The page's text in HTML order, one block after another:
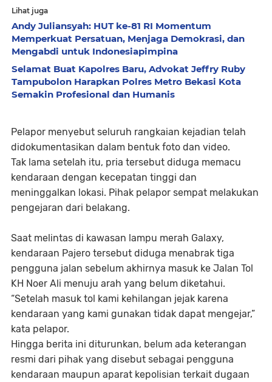
Lihat juga
Andy Juliansyah: HUT ke-81 RI Momentum
Memperkuat Persatuan, Menjaga Demokrasi, dan
Mengabdi untuk Indonesiapimpina
Selamat Buat Kapolres Baru, Advokat Jeffry Ruby
Tampubolon Harapkan Polres Metro Bekasi Kota
Semakin Profesional dan Humanis
Pelapor menyebut seluruh rangkaian kejadian telah
didokumentasikan dalam bentuk foto dan video.
Tak lama setelah itu, pria tersebut diduga memacu
kendaraan dengan kecepatan tinggi dan
meninggalkan lokasi. Pihak pelapor sempat melakukan
pengejaran dari belakang.
Saat melintas di kawasan lampu merah Galaxy,
kendaraan Pajero tersebut diduga menabrak tiga
pengguna jalan sebelum akhirnya masuk ke Jalan Tol
KH Noer Ali menuju arah yang belum diketahui.
“Setelah masuk tol kami kehilangan jejak karena
kendaraan yang kami gunakan tidak dapat mengejar,”
kata pelapor.
Hingga berita ini diturunkan, belum ada keterangan
resmi dari pihak yang disebut sebagai pengguna
kendaraan maupun aparat kepolisian terkait dugaan